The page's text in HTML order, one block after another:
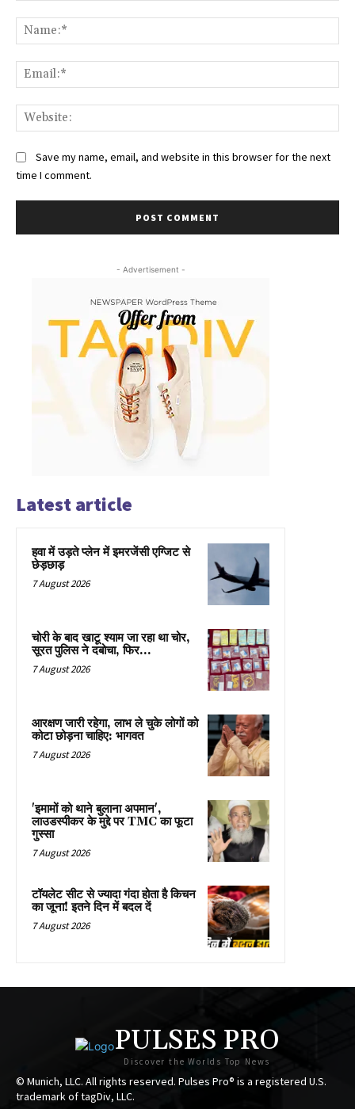
Save my name, email, and website in this browser for the next
time I comment.
- Advertisement -
Latest article
हवा में उड़ते प्लेन में इमरजेंसी एग्जिट से
छेड़छाड़
7 August 2026
चोरी के बाद खाटू श्याम जा रहा था चोर,
सूरत पुलिस ने दबोचा, फिर…
7 August 2026
आरक्षण जारी रहेगा, लाभ ले चुके लोगों को
कोटा छोड़ना चाहिए: भागवत
7 August 2026
'इमामों को थाने बुलाना अपमान',
लाउडस्पीकर के मुद्दे पर TMC का फूटा
गुस्सा
7 August 2026
टॉयलेट सीट से ज्यादा गंदा होता है किचन
का जूना! इतने दिन में बदल दें
7 August 2026
PULSES PRO
Discover the Worlds Top News
© Munich, LLC. All rights reserved. Pulses Pro® is a registered U.S.
trademark of tagDiv, LLC.